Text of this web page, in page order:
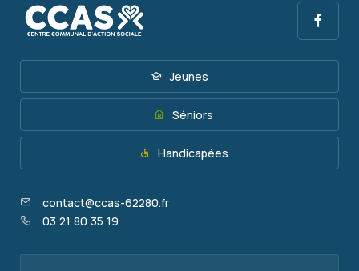
CCAS Saint Martin Boulogne
June 9, 2026, 2:28 PM
Prochaine permanence Mardi 23 juin au CCAS ....
CCAS Saint Martin Boulogne
PERMANENCE DIABÈTE AU CCAS
Jeunes
Séniors
Handicapées
contact@ccas-62280.fr
03 21 80 35 19